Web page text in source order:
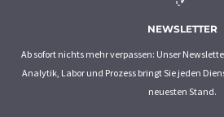
NEWSLETTER
Ab sofort nichts mehr verpassen: Unser
Analytik, Labor und Prozess bringt Sie jeden
neuesten Stand.